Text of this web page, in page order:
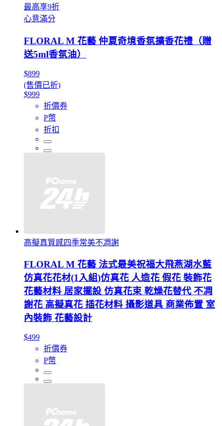
最高享9折
心意滿分
FLORAL M 花藝 仲夏奇境香氛擴香花禮（贈
送5ml香氛油）
$899
(售價已折)
$999
折價券
P幣
折扣
高擬真質感四季常美不凋謝
FLORAL M 花藝 法式最美祝福大飛燕湖水藍
仿真花花材(1入組)仿真花 人造花 假花 裝飾花
花藝材料 居家擺設 仿真花束 乾燥花替代 不凋
謝花 高擬真花 插花材料 攝影道具 商業佈置 室
內裝飾 花藝設計
$499
折價券
P幣